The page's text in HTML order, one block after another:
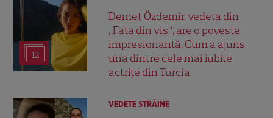
12
Demet Özdemir, vedeta din
„Fata din vis”, are o poveste
impresionantă. Cum a ajuns
una dintre cele mai iubite
actrițe din Turcia
VEDETE STRĂINE